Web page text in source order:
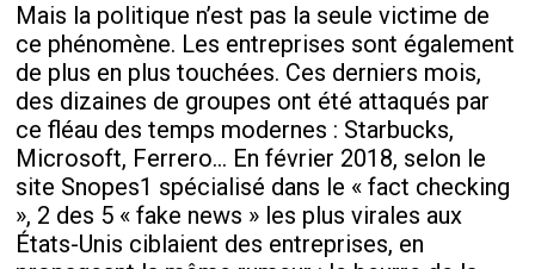
Mais la politique n’est pas la seule victime de
ce phénomène. Les entreprises sont également
de plus en plus touchées. Ces derniers mois,
des dizaines de groupes ont été attaqués par
ce fléau des temps modernes : Starbucks,
Microsoft, Ferrero... En février 2018, selon le
site Snopes1 spécialisé dans le « fact checking
», 2 des 5 « fake news » les plus virales aux
États-Unis ciblaient des entreprises, en